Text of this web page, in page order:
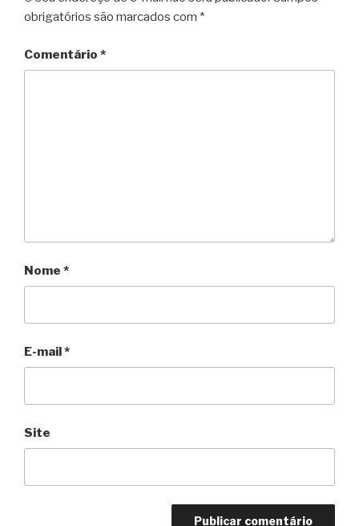
obrigatórios são marcados com *
Comentário *
Nome *
E-mail*
Site